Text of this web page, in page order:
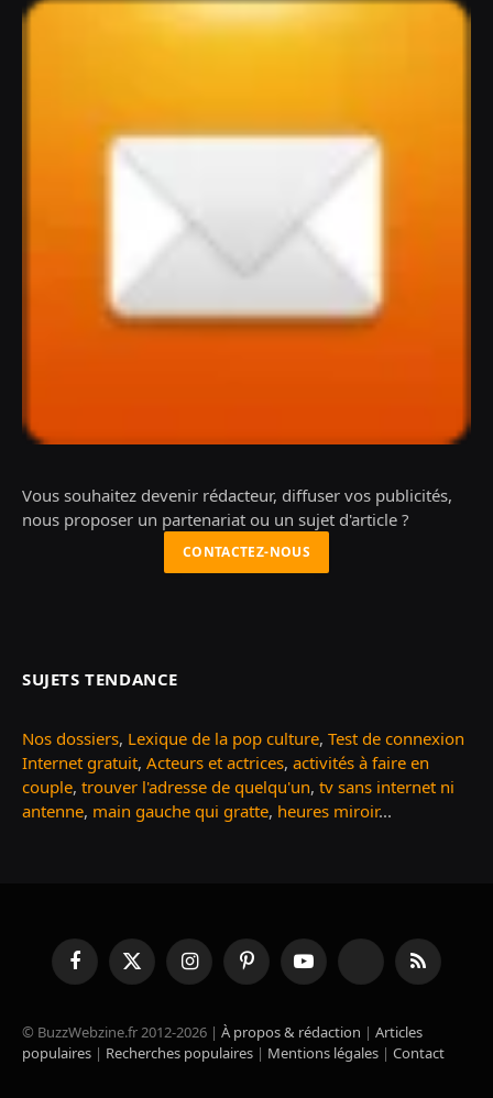
Vous souhaitez devenir rédacteur, diffuser vos publicités,
nous proposer un partenariat ou un sujet d'article ?
CONTACTEZ-NOUS
SUJETS TENDANCE
Nos dossiers, Lexique de la pop culture, Test de connexion
Internet gratuit, Acteurs et actrices, activités à faire en
couple, trouver l'adresse de quelqu'un, tv sans internet ni
antenne, main gauche qui gratte, heures miroir...
FacebookX
(Twitter)
InstagramPinterestYouTube TikTok RSS
© BuzzWebzine.fr 2012-2026 | À propos & rédaction | Articles
populaires | Recherches populaires | Mentions légales | Contact